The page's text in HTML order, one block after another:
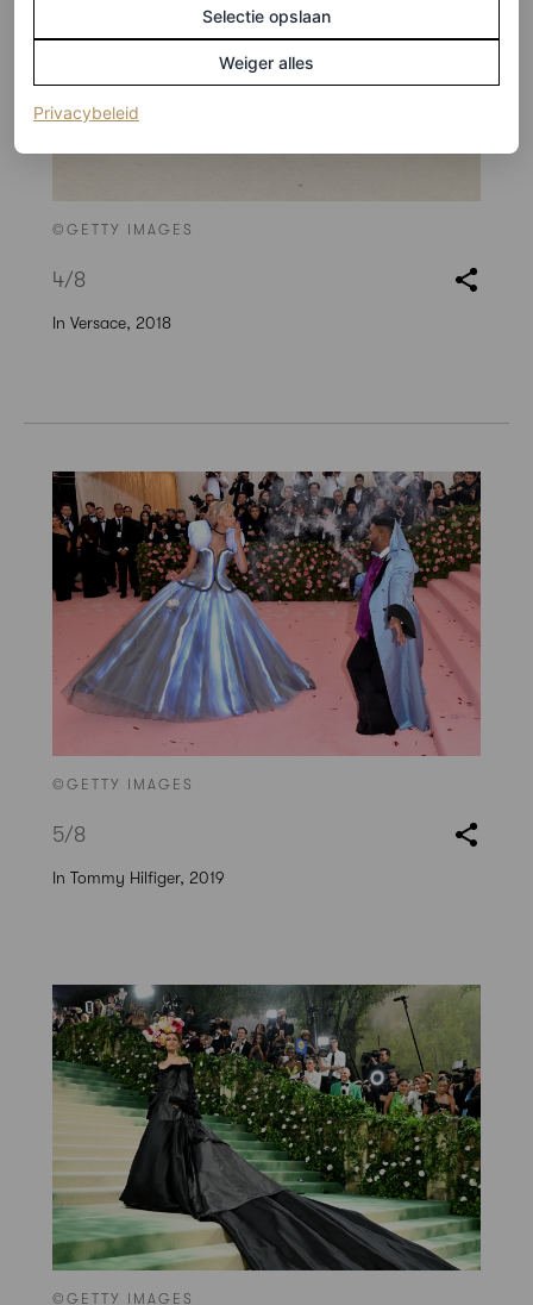
©GETTY IMAGES
4/8
In Versace, 2018
©GETTY IMAGES
5/8
In Tommy Hilfiger, 2019
©GETTY IMAGES
Selectie opslaan
Weiger alles
Privacybeleid